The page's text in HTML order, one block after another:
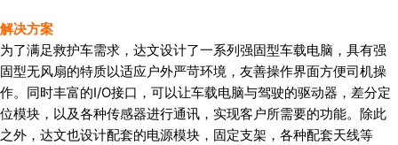
解决方案
为了满足救护车需求，达文设计了一系列强固型车载电脑，具有强
固型无风扇的特质以适应户外严苛环境，友善操作界面方便司机操
作。同时丰富的I/O接口，可以让车载电脑与驾驶的驱动器，差分定
位模块，以及各种传感器进行通讯，实现客户所需要的功能。除此
之外，达文也设计配套的电源模块，固定支架，各种配套天线等